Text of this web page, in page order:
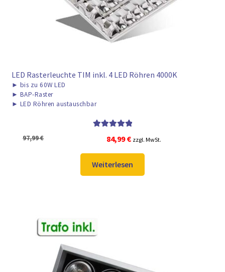
LED Rasterleuchte TIM inkl. 4 LED Röhren 4000K
► bis zu 60W LED
► BAP-Raster
► LED Röhren austauschbar
von 5
97,99€
Ursprünglicher
Preis
war:
97,99 €
84,99€Aktueller
Preis
ist:
84,99 €.
zzgl. MwSt.
Weiterlesen